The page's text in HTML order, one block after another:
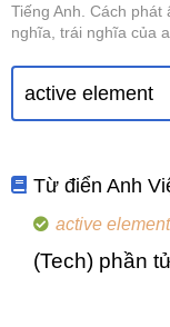
Tiếng Anh. Cách
nghĩa, trái nghĩa của
Từ điển Anh
active element
(Tech) phần